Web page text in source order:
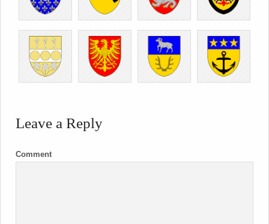
Leave a Reply
Comment